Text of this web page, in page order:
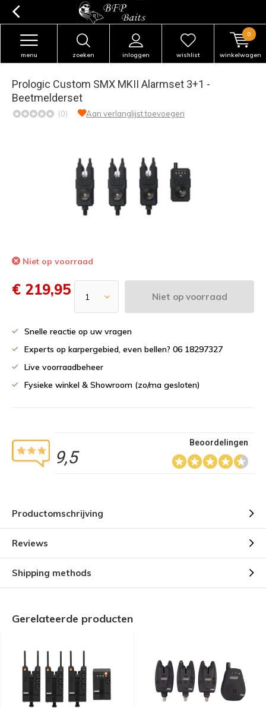
zoeken inloggen
menu wishlist winkelwagen
0
Prologic Custom SMX MKII Alarmset 3+1 -
Beetmelderset
(0) Aan verlanglijst toevoegen
Niet op voorraad
€ 219,95 Niet op voorraad
Snelle reactie op uw vragen
Experts op karpergebied, even bellen? 06 18297327
Live voorraadbeheer
Fysieke winkel & Showroom (zo/ma gesloten)
9,5
Beoordelingen
Productomschrijving
Reviews
Shipping methods
Gerelateerde producten